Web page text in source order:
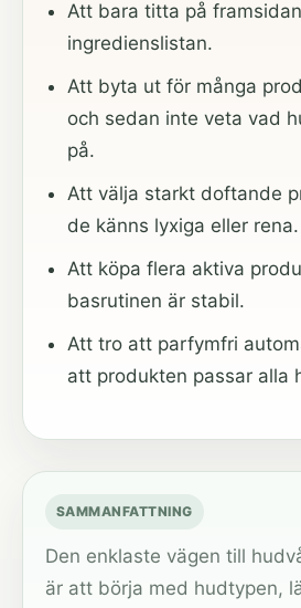
Att bara titta på
ingredienslistan.
Att byta ut för många
och sedan inte veta vad
på.
Att välja starkt doftande
de känns lyxiga eller rena.
Att köpa flera aktiva
basrutinen är stabil.
Att tro att parfymfri
att produkten passar alla
SAMMANFATTNING
Den enklaste vägen till
är att börja med hudtypen,